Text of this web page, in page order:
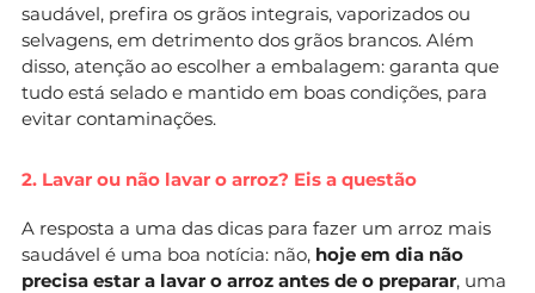
saudável, prefira os grãos integrais, vaporizados ou
selvagens, em detrimento dos grãos brancos. Além
disso, atenção ao escolher a embalagem: garanta que
tudo está selado e mantido em boas condições, para
evitar contaminações.
2. Lavar ou não lavar o arroz? Eis a questão
A resposta a uma das dicas para fazer um arroz mais
saudável é uma boa notícia: não, hoje em dia não
precisa estar a lavar o arroz antes de o preparar, uma